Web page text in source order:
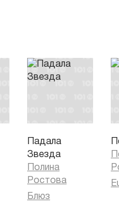
Падала
Звезда
Полина
Ростова
Блюз